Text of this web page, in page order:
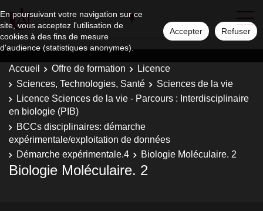
En poursuivant votre navigation sur ce
site, vous acceptez l'utilisation de
cookies à des fins de mesure
d'audience (statistiques anonymes).
Accepter Refuser
Accueil Offre de formation
Licence
Sciences, Technologies, Santé
Sciences de la vie
Licence Sciences de la vie - Parcours : Interdisciplinaire
en biologie (PIB)
BCCs disciplinaires: démarche
expérimentale/exploitation de données
Démarche expérimentale.4
Biologie Moléculaire. 2
Biologie Moléculaire. 2